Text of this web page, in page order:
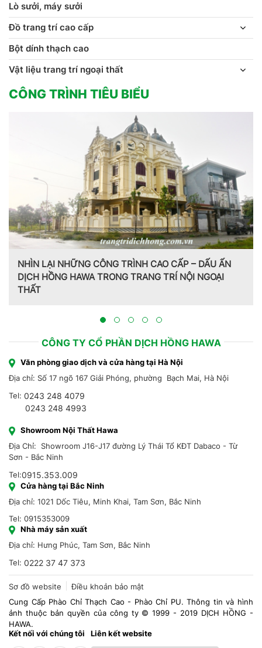
Lò sưởi, máy sưởi
Đồ trang trí cao cấp
Bột dính thạch cao
Vật liệu trang trí ngoại thất
CÔNG TRÌNH TIÊU BIỂU
Trang trí nội thất theo phong cách Pháp do CT CP Dịch
CÔNG TY CỔ PHẦN DỊCH HỒNG HAWA
0243 248 4079
Địa Chỉ: Showroom J16-J17 đường Lý Thái Tổ KĐT Dabaco - Từ
Tel:0915.353.009
Tel: 0915353009
Cung Cấp Phào Chỉ Thạch Cao - Phào Chỉ PU. Thông tin và hình
ảnh thuộc bản quyền của công ty © 1999 - 2019 DỊCH HỒNG -
HAWA.